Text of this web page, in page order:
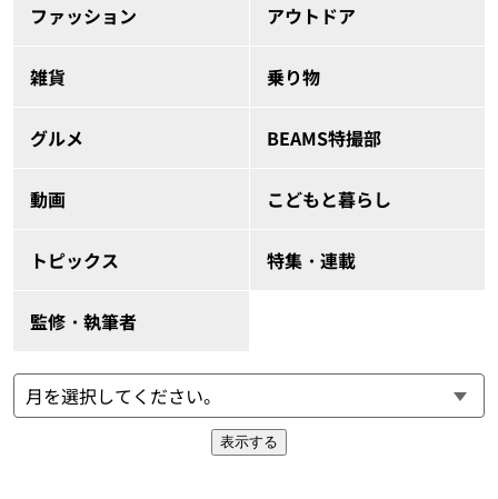
ファッション アウトドア
雑貨 乗り物
グルメ BEAMS特撮部
動画 こどもと暮らし
トピックス 特集・連載
監修・執筆者
表示する